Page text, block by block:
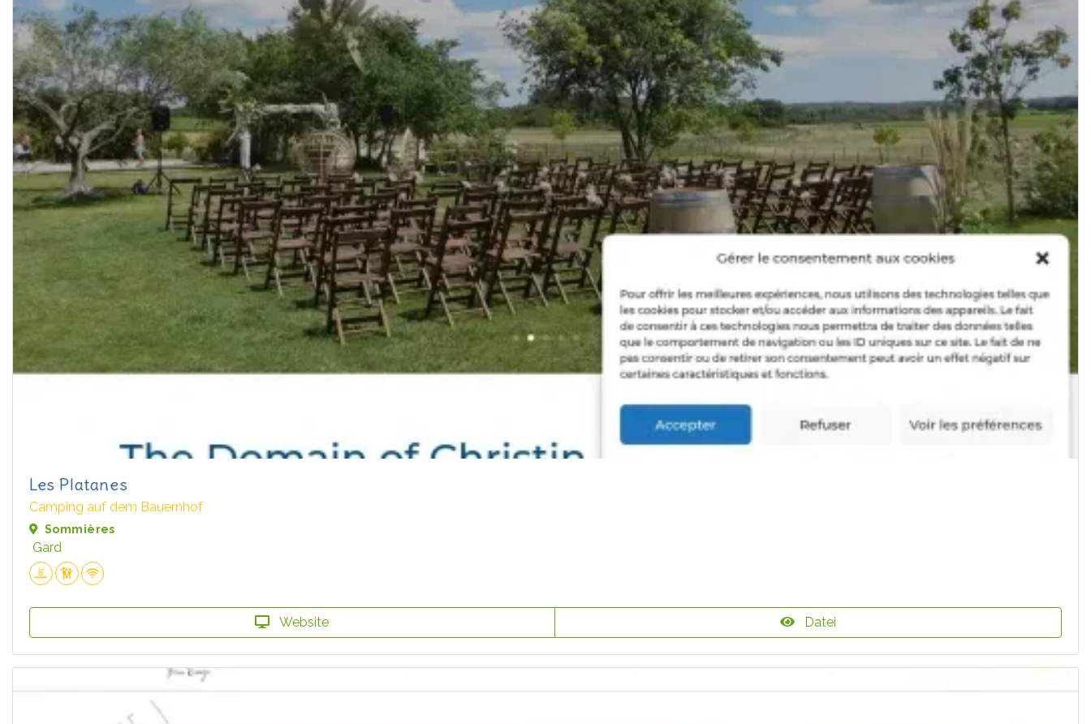
Les Platanes
Camping auf dem Bauernhof
Sommières
Gard
Website Datei